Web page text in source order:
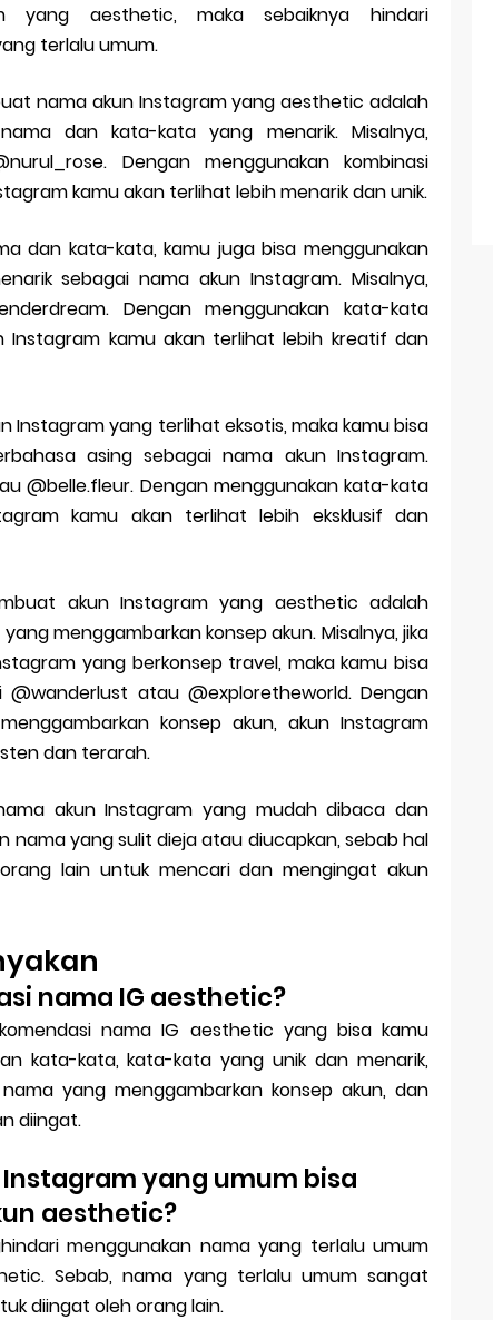
yang aesthetic, maka sebaiknya hindari
terlalu umum.
nama akun Instagram yang aesthetic adalah
dan kata-kata yang menarik. Misalnya,
Dengan menggunakan kombinasi
kamu akan terlihat lebih menarik dan unik.
dan kata-kata, kamu juga bisa menggunakan
sebagai nama akun Instagram. Misalnya,
Dengan menggunakan kata-kata
Instagram kamu akan terlihat lebih kreatif dan
Instagram yang terlihat eksotis, maka kamu bisa
asing sebagai nama akun Instagram.
@belle.fleur. Dengan menggunakan kata-kata
kamu akan terlihat lebih eksklusif dan
akun Instagram yang aesthetic adalah
menggambarkan konsep akun. Misalnya, jika
yang berkonsep travel, maka kamu bisa
atau @exploretheworld. Dengan
konsep akun, akun Instagram
dan terarah.
akun Instagram yang mudah dibaca dan
nama yang sulit dieja atau diucapkan, sebab hal
lain untuk mencari dan mengingat akun
nama IG aesthetic?
nama IG aesthetic yang bisa kamu
kata-kata, kata-kata yang unik dan menarik,
yang menggambarkan konsep akun, dan
diingat.
yang umum bisa
aesthetic?
menggunakan nama yang terlalu umum
Sebab, nama yang terlalu umum sangat
diingat oleh orang lain.